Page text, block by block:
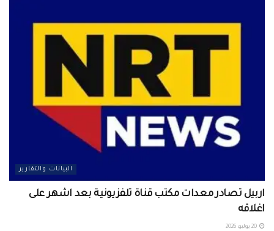
البيانات والتقارير
اربيل تصادر معدات مكتب قناة تلفزيونية بعد اشهر على
اغلاقه